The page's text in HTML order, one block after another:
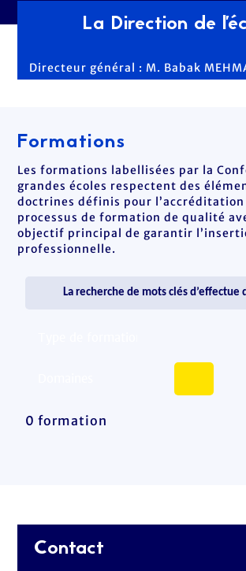
La Direction de
Directeur général : M. Babak
Formations
Les formations labellisées par la
grandes écoles respectent des
doctrines définis pour l’accréditation
processus de formation de qualité
objectif principal de garantir
professionnelle.
0 formation
Contact